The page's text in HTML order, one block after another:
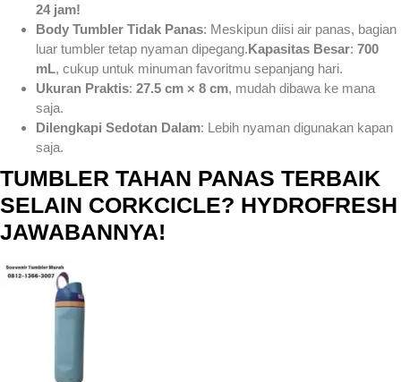
24 jam!
Body Tumbler Tidak Panas: Meskipun diisi air panas, bagian
luar tumbler tetap nyaman dipegang.Kapasitas Besar: 700
mL, cukup untuk minuman favoritmu sepanjang hari.
Ukuran Praktis: 27.5 cm × 8 cm, mudah dibawa ke mana
saja.
Dilengkapi Sedotan Dalam: Lebih nyaman digunakan kapan
saja.
TUMBLER TAHAN PANAS TERBAIK
SELAIN CORKCICLE? HYDROFRESH
JAWABANNYA!